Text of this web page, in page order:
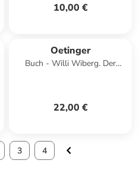
10,00 €
Oetinger
Buch - Willi Wiberg. Der
22,00 €
3
4